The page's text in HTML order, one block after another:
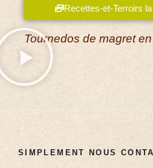
Recettes-et-Terroirs
Tournedos de magret
SIMPLEMENT NOUS